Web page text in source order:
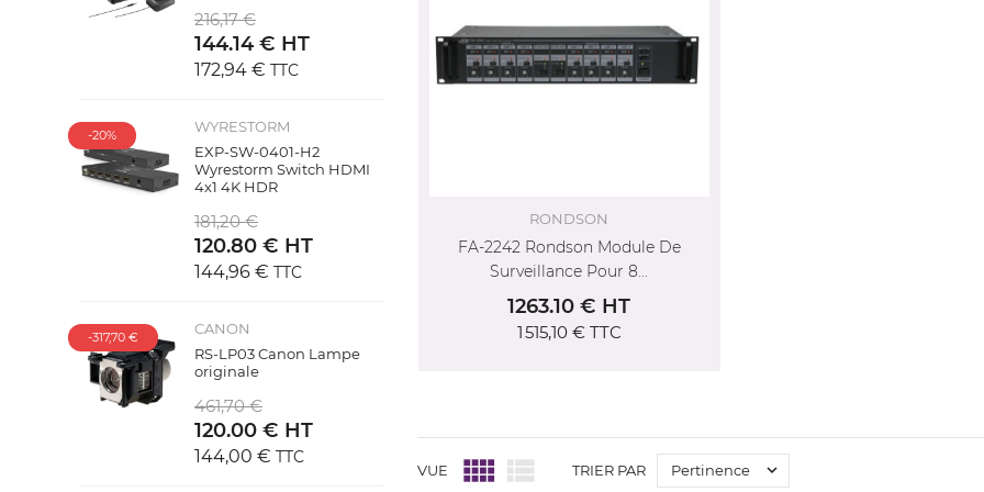
216,17 €
144.14 € HT
172,94 € TTC
-20%
WYRESTORM
EXP-SW-0401-H2
Wyrestorm Switch HDMI
4x1 4K HDR
181,20 €
120.80 € HT
144,96 € TTC
-317,70 €
CANON
RS-LP03 Canon Lampe
originale
461,70 €
120.00 € HT
144,00 € TTC
RONDSON
FA-2242 Rondson Module De
Surveillance Pour 8...
1263.10 € HT
1 515,10 €TTC
VUE   TRIER PAR Pertinence 